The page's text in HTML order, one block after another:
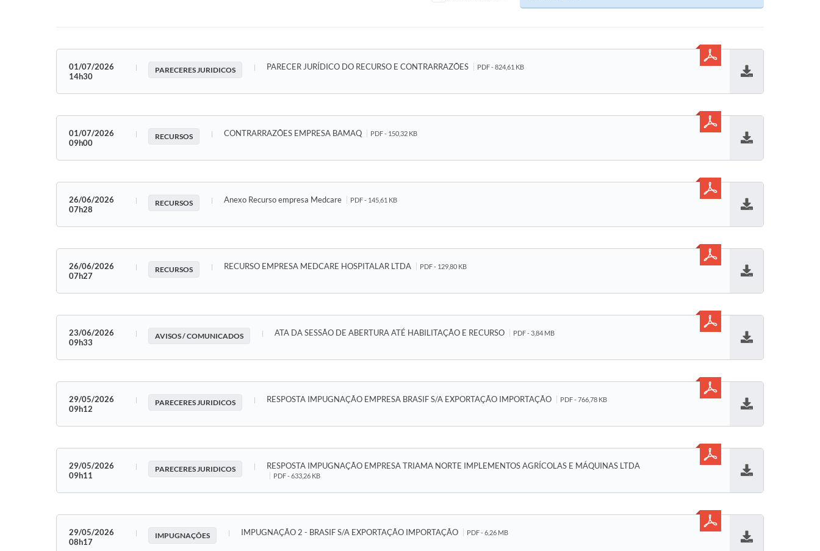
01/07/2026
14h30
PARECERES JURIDICOS PARECER JURÍDICO DO RECURSO E CONTRARRAZÕES PDF - 824,61 KB
01/07/2026
09h00
RECURSOS CONTRARRAZÕES EMPRESA BAMAQ PDF - 150,32 KB
26/06/2026
07h28
RECURSOS Anexo Recurso empresa Medcare PDF - 145,61 KB
26/06/2026
07h27
RECURSOS RECURSO EMPRESA MEDCARE HOSPITALAR LTDA PDF - 129,80 KB
23/06/2026
09h33
AVISOS / COMUNICADOS ATA DA SESSÃO DE ABERTURA ATÉ HABILITAÇÃO E RECURSO PDF - 3,84 MB
29/05/2026
09h12
PARECERES JURIDICOS RESPOSTA IMPUGNAÇÃO EMPRESA BRASIF S/A EXPORTAÇÃO IMPORTAÇÃO PDF - 766,78 KB
29/05/2026
09h11
PARECERES JURIDICOS RESPOSTA IMPUGNAÇÃO EMPRESA TRIAMA NORTE IMPLEMENTOS AGRÍCOLAS E MÁQUINAS LTDA
PDF - 633,26 KB
29/05/2026
08h17
IMPUGNAÇÕES IMPUGNAÇÃO 2 - BRASIF S/A EXPORTAÇÃO IMPORTAÇÃO PDF - 6,26 MB